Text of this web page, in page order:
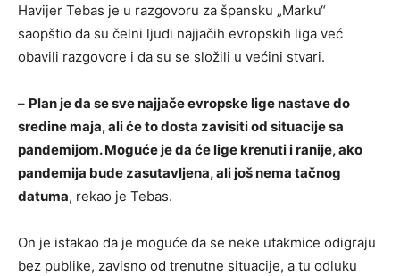
Havijer Tebas je u razgovoru za špansku „Marku“
saopštio da su čelni ljudi najjačih evropskih liga već
obavili razgovore i da su se složili u većini stvari.
– Plan je da se sve najjače evropske lige nastave do
sredine maja, ali će to dosta zavisiti od situacije sa
pandemijom. Moguće je da će lige krenuti i ranije, ako
pandemija bude zasutavljena, ali još nema tačnog
datuma, rekao je Tebas.
On je istakao da je moguće da se neke utakmice odigraju
bez publike, zavisno od trenutne situacije, a tu odluku